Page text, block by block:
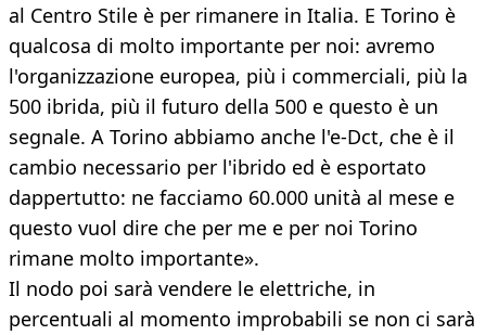
al Centro Stile è per rimanere in Italia. E Torino è
qualcosa di molto importante per noi: avremo
l'organizzazione europea, più i commerciali, più la
500 ibrida, più il futuro della 500 e questo è un
segnale. A Torino abbiamo anche l'e-Dct, che è il
cambio necessario per l'ibrido ed è esportato
dappertutto: ne facciamo 60.000 unità al mese e
questo vuol dire che per me e per noi Torino
rimane molto importante».
Il nodo poi sarà vendere le elettriche, in
percentuali al momento improbabili se non ci sarà